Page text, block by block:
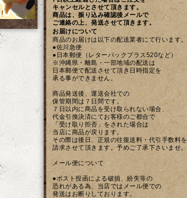
キャンセルとさせて頂きます。
商品は、振り込み確認後メールで
ご連絡の上、発送させて頂きます。
お届けについて
商品のお届けは以下の配送業者にて行います。
●佐川急便
●日本郵便（レターパックプラス520など）
※沖縄県・離島・一部地域の配送は
日本郵便で配送させて頂き日時指定を
承る事ができません。
商品発送後、運送会社での
保管期間は７日間です。
７日以内に商品を受け取られない場合、
代金引換決済にてお客様のご都合で
「受け取り拒否」をされた場合は
当店に商品が戻ります。
その際は後日、正規の往復送料・代引手数料を
請求させて頂きます。予めご了承下さいませ。
メール便について
●ポスト投函による破損、紛失等の
恐れがある為、当店ではメール便での
発送はお断りしております。